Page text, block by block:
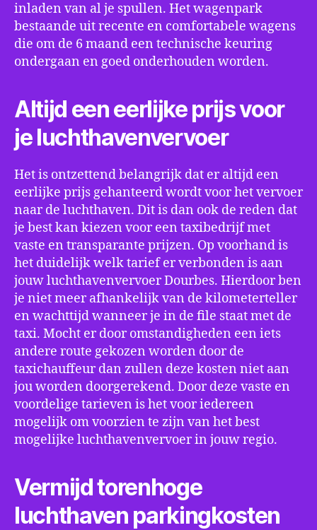
inladen van al je spullen. Het wagenpark
bestaande uit recente en comfortabele wagens
die om de 6 maand een technische keuring
ondergaan en goed onderhouden worden.
Altijd een eerlijke prijs voor
je luchthavenvervoer
Het is ontzettend belangrijk dat er altijd een
eerlijke prijs gehanteerd wordt voor het vervoer
naar de luchthaven. Dit is dan ook de reden dat
je best kan kiezen voor een taxibedrijf met
vaste en transparante prijzen. Op voorhand is
het duidelijk welk tarief er verbonden is aan
jouw luchthavenvervoer Dourbes. Hierdoor ben
je niet meer afhankelijk van de kilometerteller
en wachttijd wanneer je in de file staat met de
taxi. Mocht er door omstandigheden een iets
andere route gekozen worden door de
taxichauffeur dan zullen deze kosten niet aan
jou worden doorgerekend. Door deze vaste en
voordelige tarieven is het voor iedereen
mogelijk om voorzien te zijn van het best
mogelijke luchthavenvervoer in jouw regio.
Vermijd torenhoge
luchthaven parkingkosten